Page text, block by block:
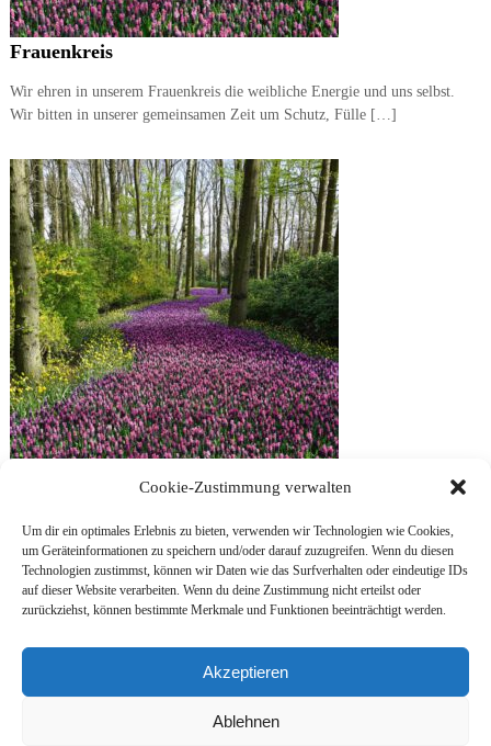
Cookie-Zustimmung verwalten
Um dir ein optimales Erlebnis zu bieten, verwenden wir Technologien wie Cookies,
um Geräteinformationen zu speichern und/oder darauf zuzugreifen. Wenn du diesen
Technologien zustimmst, können wir Daten wie das Surfverhalten oder eindeutige IDs
auf dieser Website verarbeiten. Wenn du deine Zustimmung nicht erteilst oder
zurückziehst, können bestimmte Merkmale und Funktionen beeinträchtigt werden.
Akzeptieren
Ablehnen
Frauenkreis
Wir ehren in unserem Frauenkreis die weibliche Energie und uns selbst.
Wir bitten in unserer gemeinsamen Zeit um Schutz, Fülle […]
Wir ehren in unserem Frauenkreis die weibliche Energie und uns selbst.
Wir bitten in unserer gemeinsamen Zeit um Schutz, Fülle […]
B
e
Ältere Beiträge